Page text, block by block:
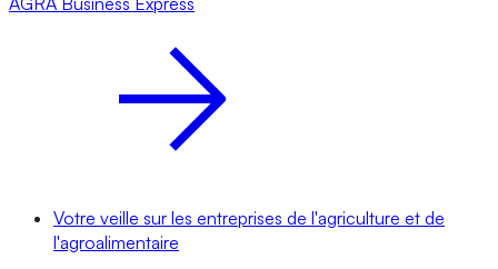
Votre veille sur les entreprises de l'agriculture et de
l'agroalimentaire